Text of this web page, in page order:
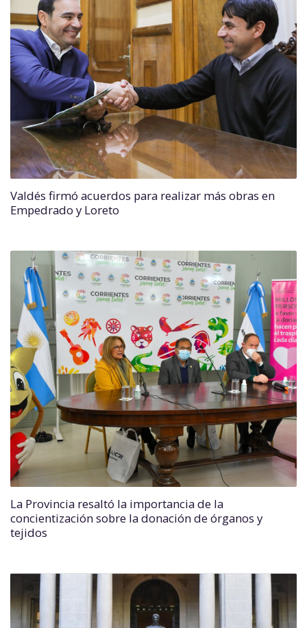
Valdés firmó acuerdos para realizar más obras en
Empedrado y Loreto
La Provincia resaltó la importancia de la
concientización sobre la donación de órganos y
tejidos